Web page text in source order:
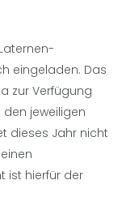
eingeladen. Das
zur Verfügung
jeweiligen
dieses Jahr nicht
ist hierfür der